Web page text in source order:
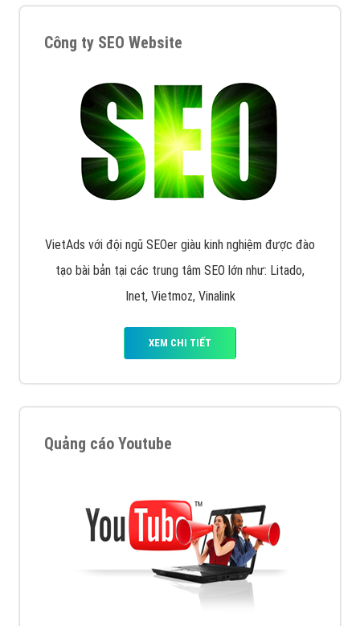
Công ty SEO Website
VietAds với đội ngũ SEOer giàu kinh nghiệm được đào
tạo bài bản tại các trung tâm SEO lớn như: Litado,
Inet, Vietmoz, Vinalink
XEM CHI TIẾT
Quảng cáo Youtube